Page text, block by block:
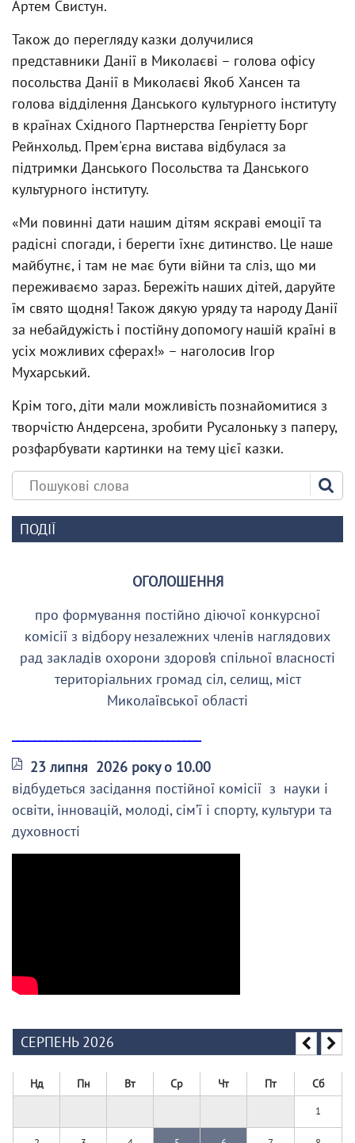
Артем Свистун.
Також до перегляду казки долучилися
представники Данії в Миколаєві – голова офісу
посольства Данії в Миколаєві Якоб Хансен та
голова відділення Данського культурного інституту
в країнах Східного Партнерства Генріетту Борг
Рейнхольд. Прем'єрна вистава відбулася за
підтримки Данського Посольства та Данського
культурного інституту.
«Ми повинні дати нашим дітям яскраві емоції та
радісні спогади, і берегти їхнє дитинство. Це наше
майбутнє, і там не має бути війни та сліз, що ми
переживаємо зараз. Бережіть наших дітей, даруйте
їм свято щодня! Також дякую уряду та народу Данії
за небайдужість і постійну допомогу нашій країні в
усіх можливих сферах!» – наголосив Ігор
Мухарський.
Крім того, діти мали можливість познайомитися з
творчістю Андерсена, зробити Русалоньку з паперу,
розфарбувати картинки на тему цієї казки.
ПОДІЇ
ОГОЛОШЕННЯ
про формування постійно діючої конкурсної
комісії з відбору незалежних членів наглядових
рад закладів охорони здоров’я спільної власності
територіальних громад сіл, селищ, міст
Миколаївської області
23 липня 2026 року о 10.00
відбудеться засідання постійної комісії з науки і
освіти, інновацій, молоді, сім’ї і спорту, культури та
духовності
СЕРПЕНЬ 2026
Нд Пн Вт Ср Чт Пт Сб
1